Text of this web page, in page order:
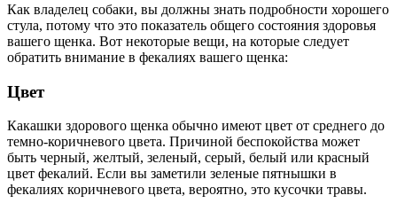
Как владелец собаки, вы должны знать подробности хорошего
стула, потому что это показатель общего состояния здоровья
вашего щенка. Вот некоторые вещи, на которые следует
обратить внимание в фекалиях вашего щенка:
Цвет
Какашки здорового щенка обычно имеют цвет от среднего до
темно-коричневого цвета. Причиной беспокойства может
быть черный, желтый, зеленый, серый, белый или красный
цвет фекалий. Если вы заметили зеленые пятнышки в
фекалиях коричневого цвета, вероятно, это кусочки травы.